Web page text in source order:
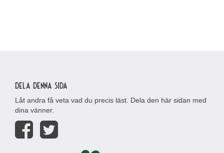
Dela denna sida
Låt andra få veta vad du precis läst. Dela den här sidan med
dina vänner.